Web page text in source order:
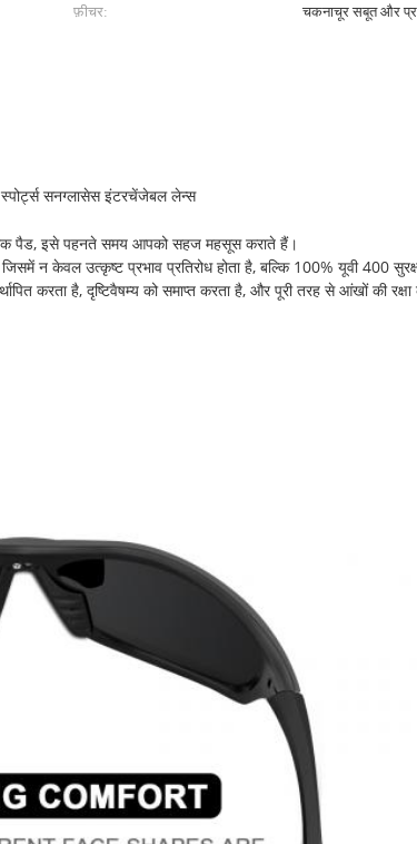
फ़ीचर:
चकनाचूर सबूत और
सनग्लासेस इंटरचेंजेबल लेन्स
पैड, इसे पहनते समय आपको सहज महसूस कराते हैं।
न केवल उत्कृष्ट प्रभाव प्रतिरोध होता है, बल्कि 100% यूवी 400
करता है, दृष्टिवैषम्य को समाप्त करता है, और पूरी तरह से आंखों की